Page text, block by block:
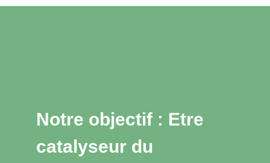
Notre objectif : Etre
catalyseur du